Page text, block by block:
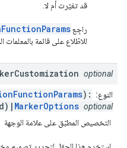
قد تغيّرت أم لا.
راجِع
للاطّلاع على قائمة بالمعلمات
Customization optional
النوع:
):
MarkerOptions optional
التخصيص المطبّق على علامة الوجهة